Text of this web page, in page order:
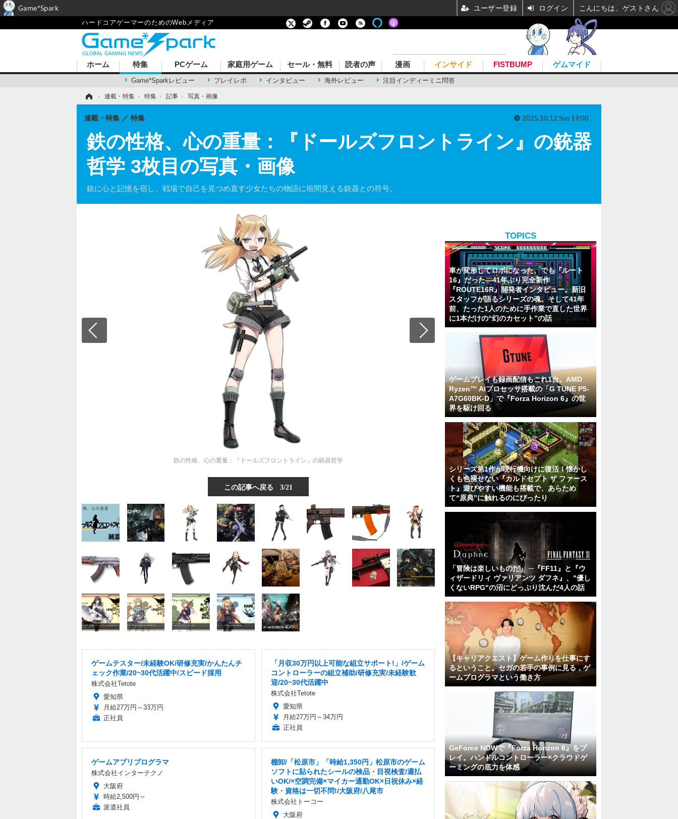
ハードコアゲーマーのためのWebメディア
ホーム 特集
Game*Sparkレビュー プレイレポ インタビュー 海外レビュー 注目インディーミニ問答
PCゲーム 家庭用ゲーム セール・無料 読者の声 漫画 インサイド FISTBUMP ゲムマイド
› 連載・特集 › 特集 › 記事 › 写真・画像
鉄の性格、心の重量：『ドールズフロントライン』の銃器
哲学 3枚目の写真・画像
銃に心と記憶を宿し、戦場で自己を見つめ直す少女たちの物語に垣間見える銃器との符号。
連載・特集 特集 2025.10.12 Sun 19:00
鉄の性格、心の重量：『ドールズフロントライン』の銃器哲学
この記事へ戻る 3/21
ゲームテスター/未経験OK/研修充実/かんたんチ
ェック作業/20~30代活躍中/スピード採用
株式会社Tetote
愛知県
月給27万円～33万円
正社員
「月収30万円以上可能な組立サポート!」/ゲーム
コントローラーの組立補助/研修充実/未経験歓
迎/20~30代活躍中
株式会社Tetote
愛知県
月給27万円～34万円
正社員
ゲームアプリプログラマ
株式会社インターテクノ
大阪府
時給2,500円～
派遣社員
棚卸/「松原市」「時給1,350円」松原市のゲーム
ソフトに貼られたシールの検品・目視検査/週払
いOK/×空調完備×マイカー通勤OK×日祝休み×経
験・資格は一切不問!/大阪府/八尾市
株式会社トーコー
大阪府
TOPICS
車が変形してロボになった、でも『ルート
16』だった―41年ぶり完全新作
『ROUTE16R』開発者インタビュー。新旧
スタッフが語るシリーズの魂。そして41年
前、たった1人のために手作業で直した世界
に1本だけの“幻のカセット”の話
ゲームプレイも録画配信もこれ1台。AMD
Ryzen™ AIプロセッサ搭載の「G TUNE P5-
A7G60BK-D」で『Forza Horizon 6』の世
界を駆け回る
シリーズ第1作が現行機向けに復活！懐かし
くも色褪せない『カルドセプト ザ ファース
ト』遊びやすい機能も搭載で、あらため
て“原典”に触れるのにぴったり
「冒険は楽しいものだ」 ─『FF11』と『ウ
ィザードリィ ヴァリアンツ ダフネ』、"優し
くないRPG"の沼にどっぷり沈んだ4人の話
【キャリアクエスト】ゲーム作りを仕事にす
るということ。セガの若手の事例に見る，ゲ
ームプログラマという働き方
GeForce NOWで『Forza Horizon 6』をプ
レイ。ハンドルコントローラー×クラウドゲ
ーミングの底力を体感
Game*Spark ユーザー登録 ログイン こんにちは、ゲストさん